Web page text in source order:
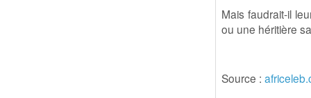
Mais faudrait-il
ou une héritière
Source :